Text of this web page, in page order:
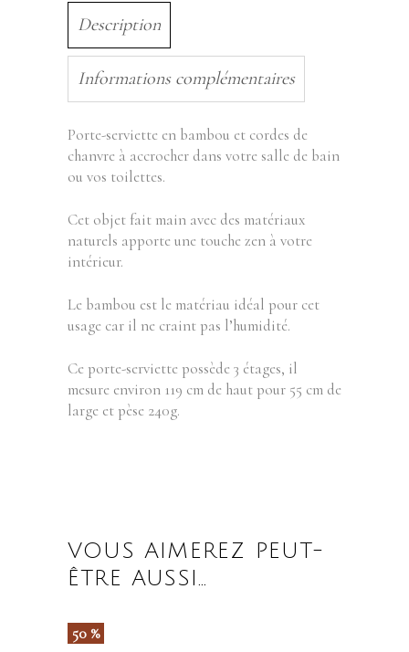
Description
Informations complémentaires
Porte-serviette en bambou et cordes de
chanvre à accrocher dans votre salle de bain
ou vos toilettes.
Cet objet fait main avec des matériaux
naturels apporte une touche zen à votre
intérieur.
Le bambou est le matériau idéal pour cet
usage car il ne craint pas l’humidité.
Ce porte-serviette possède 3 étages, il
mesure environ 119 cm de haut pour 55 cm de
large et pèse 240g.
VOUS AIMEREZ PEUT-
ÊTRE AUSSI…
50 %